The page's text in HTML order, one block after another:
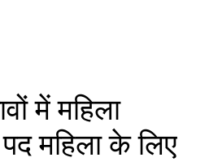
में महिला
पद महिला के लिए